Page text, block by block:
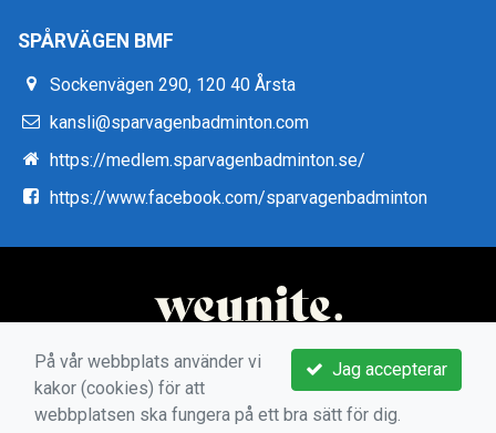
SPÅRVÄGEN BMF
Sockenvägen 290, 120 40 Årsta
kansli@sparvagenbadminton.com
https://medlem.sparvagenbadminton.se/
https://www.facebook.com/sparvagenbadminton
Jag accepterar
På vår webbplats använder vi
kakor (cookies) för att
webbplatsen ska fungera på ett bra sätt för dig.